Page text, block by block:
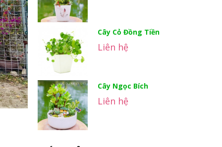
Cây Cỏ Đồng Tiền
Liên hệ
Cây Ngọc Bích
Liên hệ